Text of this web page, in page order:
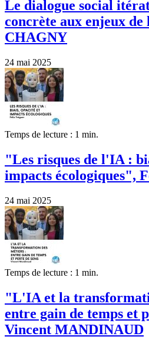
Le dialogue social
concrète aux enjeux
CHAGNY
24 mai 2025
Temps de lecture : 1 min.
"Les risques de l'IA :
impacts écologiques",
24 mai 2025
Temps de lecture : 1 min.
"L'IA et la
entre gain de temps et
Vincent MANDINAUD